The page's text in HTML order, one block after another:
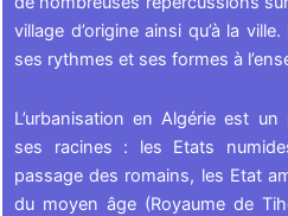
village d’origine ainsi qu’à la
ses rythmes et ses formes à
L’urbanisation en Algérie est
ses racines : les Etats
passage des romains, les Etat
du moyen âge (Royaume de